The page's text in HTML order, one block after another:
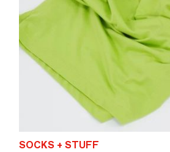
SOCKS + STUFF